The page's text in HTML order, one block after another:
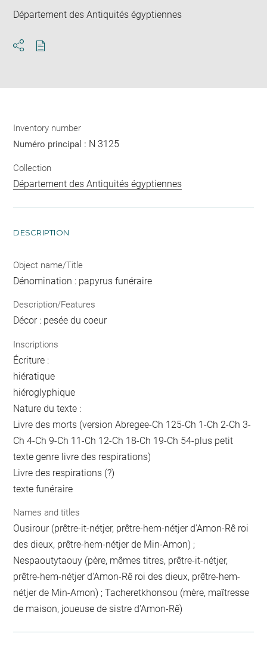
Département des Antiquités égyptiennes
Inventory number
Numéro principal : N 3125
Collection
Département des Antiquités égyptiennes
DESCRIPTION
Object name/Title
Dénomination : papyrus funéraire
Description/Features
Décor : pesée du coeur
Inscriptions
Écriture :
hiératique
hiéroglyphique
Nature du texte :
Livre des morts (version Abregee-Ch 125-Ch 1-Ch 2-Ch 3-
Ch 4-Ch 9-Ch 11-Ch 12-Ch 18-Ch 19-Ch 54-plus petit
texte genre livre des respirations)
Livre des respirations (?)
texte funéraire
Names and titles
Ousirour (prêtre-it-nétjer, prêtre-hem-nétjer d'Amon-Rê roi
des dieux, prêtre-hem-nétjer de Min-Amon) ;
Nespaoutytaouy (père, mêmes titres, prêtre-it-nétjer,
prêtre-hem-nétjer d'Amon-Rê roi des dieux, prêtre-hem-
nétjer de Min-Amon) ; Tacheretkhonsou (mère, maîtresse
de maison, joueuse de sistre d'Amon-Rê)